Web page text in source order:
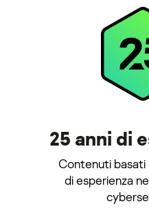
25 anni di
Contenuti basati
di esperienza